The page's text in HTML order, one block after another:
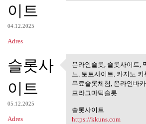
이트
04.12.2025
Adres
슬롯사
이트
05.12.2025
Adres
온라인슬롯, 슬롯
증, 온라인카지노,
온라인슬롯, 슬롯사이트,
노, 토토사이트, 카지노 커
무료슬롯체험, 온라인바
프라그마틱슬롯
슬롯사이트
https://kkuns.com